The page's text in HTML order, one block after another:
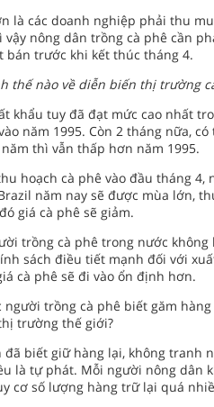
là các doanh nghiệp phải thu
vậy nông dân trồng cà phê cần
bán trước khi kết thúc tháng 4.
thế nào về diễn biến thị trường
khẩu tuy đã đạt mức cao nhất
năm 1995. Còn 2 tháng nữa,
thì vẫn thấp hơn năm 1995.
hoạch cà phê vào đầu tháng
năm nay sẽ được mùa lớn,
giá cà phê sẽ giảm.
trồng cà phê trong nước
sách điều tiết mạnh đối với
cà phê sẽ đi vào ổn định hơn.
người trồng cà phê biết găm
trường thế giới?
đã biết giữ hàng lại, không tranh
là tự phát. Mỗi người nông dân
cơ số lượng hàng trữ lại quá